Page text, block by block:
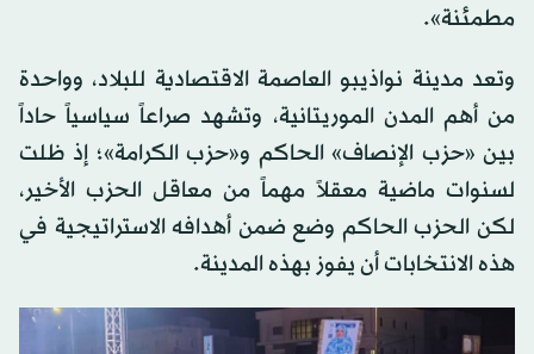
مطمئنة».
وتعد مدينة نواذيبو العاصمة الاقتصادية للبلاد، وواحدة
من أهم المدن الموريتانية، وتشهد صراعاً سياسياً حاداً
بين «حزب الإنصاف» الحاكم و«حزب الكرامة»؛ إذ ظلت
لسنوات ماضية معقلاً مهماً من معاقل الحزب الأخير،
لكن الحزب الحاكم وضع ضمن أهدافه الاستراتيجية في
هذه الانتخابات أن يفوز بهذه المدينة.